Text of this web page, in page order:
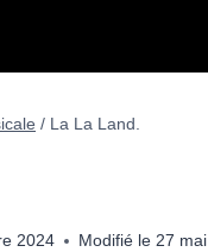
/ La La Land.
2024 Modifié le 27